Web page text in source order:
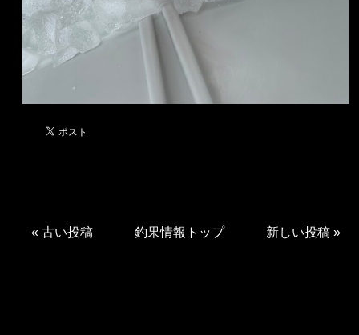
«古い投稿 釣果情報トップ 新しい投稿 »